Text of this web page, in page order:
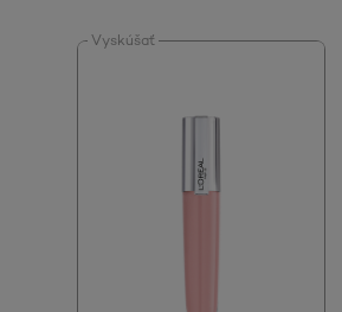
Vyskúšať